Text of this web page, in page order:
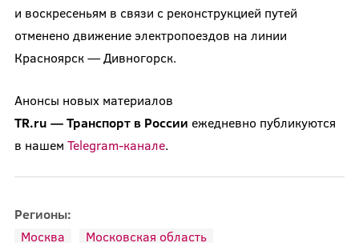
и воскресеньям в связи с реконструкцией путей
отменено движение электропоездов на линии
Красноярск — Дивногорск.
Анонсы новых материалов
TR.ru — Транспорт в России ежедневно публикуются
в нашем Telegram-канале.
Регионы:
Москва
Московская область